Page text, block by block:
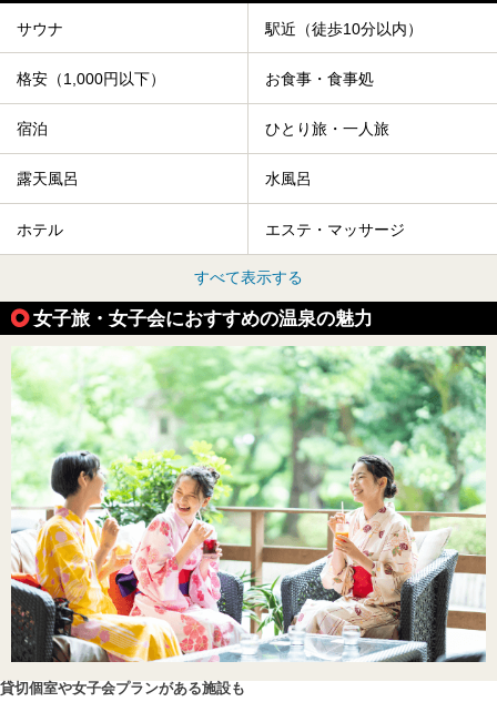
サウナ 駅近（徒歩10分以内）
格安（1,000円以下） お食事・食事処
宿泊 ひとり旅・一人旅
露天風呂 水風呂
ホテル エステ・マッサージ
すべて表示する
女子旅・女子会におすすめの温泉の魅力
貸切個室や女子会プランがある施設も